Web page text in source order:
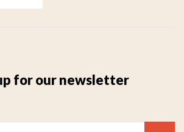
for our newsletter